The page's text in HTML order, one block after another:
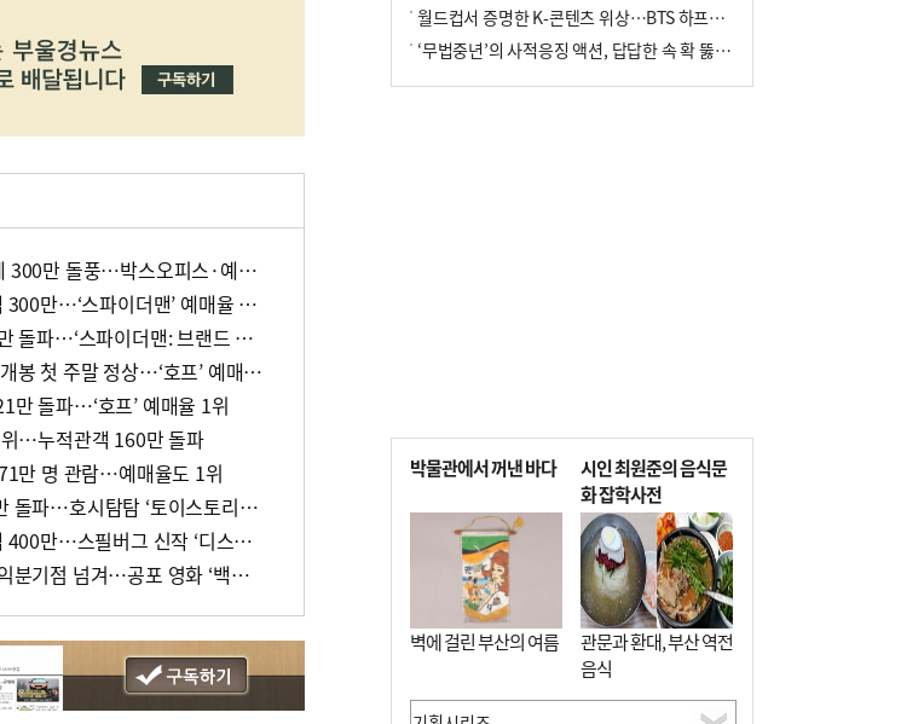
[주말 영화 박스오피스] ‘스파이더맨’ 개봉 5일 만에 300만 돌풍…박스오피스·예매율 동시 1위
[주말 영화 박스오피스] ‘호프’ 개봉 11일 만에 관객 300만…‘스파이더맨’ 예매율 68.8% 1위
[주말 영화 박스오피스] ‘호프’ 개봉 닷새 만에 200만 돌파…‘스파이더맨: 브랜드 뉴 데이’ 예매율 1위
[주말 영화 박스오피스] 디즈니 애니 실사 ‘모아나’ 개봉 첫 주말 정상…‘호프’ 예매율 62.5% 1위
만 돌파…‘호프’ 예매율 1위
위…누적관객 160만 돌파
만 명 관람…예매율도 1위
[주말 영화 박스오피스] 파죽지세 ‘군체’ 관객 500만 돌파…호시탐탐 ‘토이스토리5’ 예매 1위
[주말 영화 박스오피스] ‘군체’ 개봉 14일 만에 관객 400만…스필버그 신작 ‘디스클로저 데이’ 예매 1위
[주말 영화 박스오피스] 관객 300만 돌파 ‘군체’ 손익분기점 넘겨…공포 영화 ‘백룸’ 2위
월드컵서 증명한 K-콘텐츠 위상…BTS 하프타임쇼·정호연 트로피 세리머니
‘무법중년’의 사적응징 액션, 답답한 속 확 뚫어주네
박물관에서 꺼낸 바다
벽에 걸린 부산의 여름
시인 최원준의 음식문
화 잡학사전
관문과 환대, 부산 역전
음식